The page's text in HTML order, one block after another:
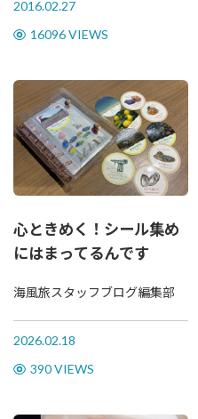
2016.02.27
16096 VIEWS
心ときめく！シール集め
にはまってるんです
海風旅スタッフブログ編集部
2026.02.18
390 VIEWS